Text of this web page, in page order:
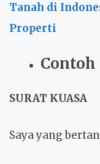
Tanah di
Properti
Contoh
SURAT KUASA
Saya yang